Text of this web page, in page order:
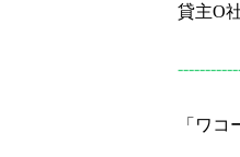
貸主O
「ワ